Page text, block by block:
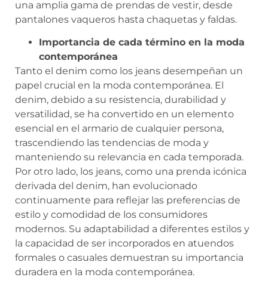
una amplia gama de prendas de vestir, desde
pantalones vaqueros hasta chaquetas y faldas.
Importancia de cada término en la moda
contemporánea
Tanto el denim como los jeans desempeñan un
papel crucial en la moda contemporánea. El
denim, debido a su resistencia, durabilidad y
versatilidad, se ha convertido en un elemento
esencial en el armario de cualquier persona,
trascendiendo las tendencias de moda y
manteniendo su relevancia en cada temporada.
Por otro lado, los jeans, como una prenda icónica
derivada del denim, han evolucionado
continuamente para reflejar las preferencias de
estilo y comodidad de los consumidores
modernos. Su adaptabilidad a diferentes estilos y
la capacidad de ser incorporados en atuendos
formales o casuales demuestran su importancia
duradera en la moda contemporánea.